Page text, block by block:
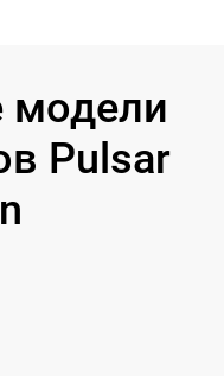
модели
Pulsar